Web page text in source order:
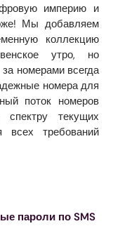
империю и
Мы добавляем
коллекцию
утро, но
номерами всегда
номера для
поток номеров
текущих
всех требований
пароли по SMS